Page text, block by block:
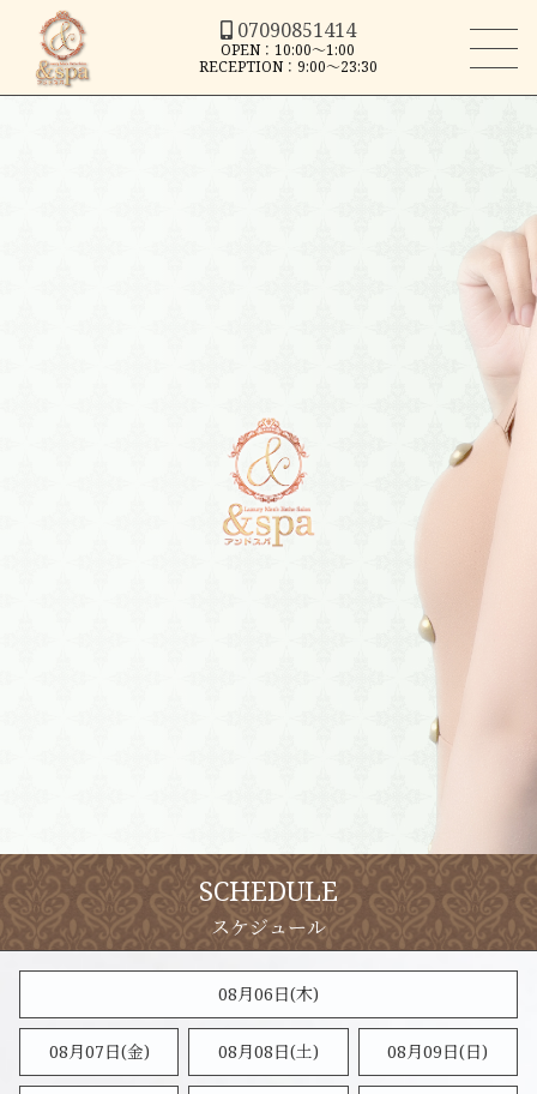
07090851414
OPEN：10:00～1:00
RECEPTION：9:00～23:30
SCHEDULE
08月06日(木)
08月07日(金) 08月08日(土) 08月09日(日)